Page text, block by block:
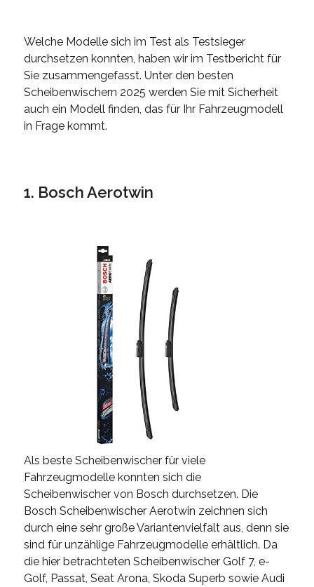
Welche Modelle sich im Test als Testsieger
durchsetzen konnten, haben wir im Testbericht für
Sie zusammengefasst. Unter den besten
Scheibenwischern 2025 werden Sie mit Sicherheit
auch ein Modell finden, das für Ihr Fahrzeugmodell
in Frage kommt.
1. Bosch Aerotwin
Als beste Scheibenwischer für viele
Fahrzeugmodelle konnten sich die
Scheibenwischer von Bosch durchsetzen. Die
Bosch Scheibenwischer Aerotwin zeichnen sich
durch eine sehr große Variantenvielfalt aus, denn sie
sind für unzählige Fahrzeugmodelle erhältlich. Da
die hier betrachteten Scheibenwischer Golf 7, e-
Golf, Passat, Seat Arona, Skoda Superb sowie Audi